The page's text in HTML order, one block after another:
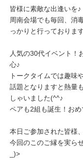
皆様に素敵な出逢いを♪
周南会場でも毎回、消
っかりと行っておりま
人気の30代イベント！
心♪
トークタイムでは趣味
話題となりますと熱量
しゃいました(^^♪
ペアも2組も誕生！おめ
本日ご参加された皆様
今回のこのご縁を実ら
_)>